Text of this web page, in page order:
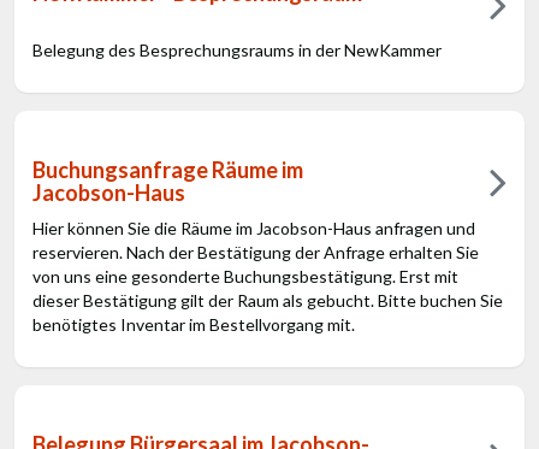
Belegung des Besprechungsraums in der NewKammer
Buchungsanfrage Räume im
Jacobson-Haus
Hier können Sie die Räume im Jacobson-Haus anfragen und
reservieren. Nach der Bestätigung der Anfrage erhalten Sie
von uns eine gesonderte Buchungsbestätigung. Erst mit
dieser Bestätigung gilt der Raum als gebucht. Bitte buchen Sie
benötigtes Inventar im Bestellvorgang mit.